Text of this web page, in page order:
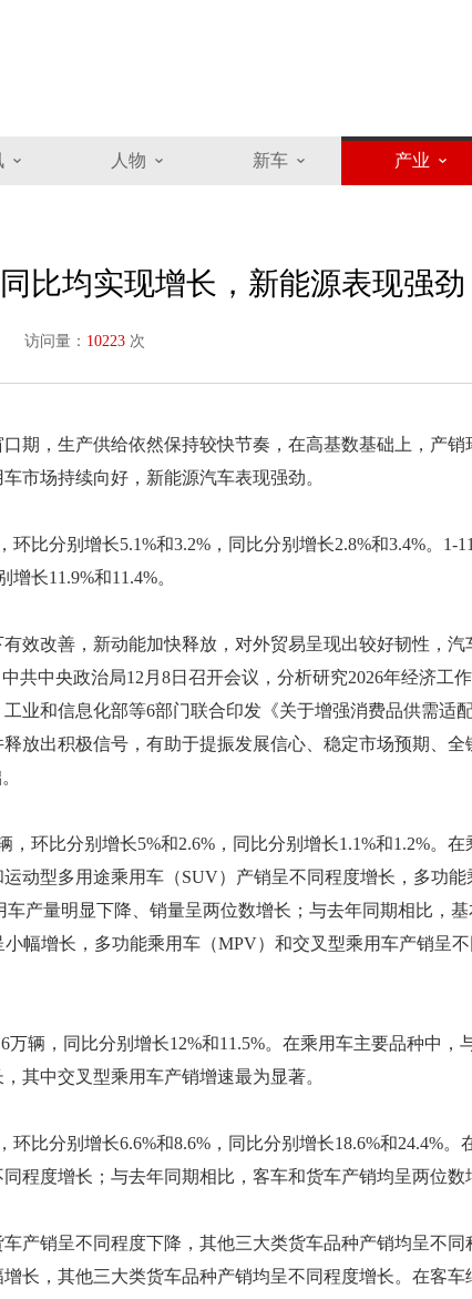
人物 新车 产业
比均实现增长，新能源表现强劲
访问量： 10223 次
期，生产供给依然保持较快节奏，在高基数基础上，产销
市场持续向好，新能源汽车表现强劲。
比分别增长5.1%和3.2%，同比分别增长2.8%和3.4%。1-
长11.9%和11.4%。
效改善，新动能加快释放，对外贸易呈现出较好韧性，汽
共中央政治局12月8日召开会议，分析研究2026年经济工
业和信息化部等6部门联合印发《关于增强消费品供需适
放出积极信号，有助于提振发展信心、稳定市场预期、全
，环比分别增长5%和2.6%，同比分别增长1.1%和1.2%。在
动型多用途乘用车（SUV）产销呈不同程度增长，多功能
产量明显下降、销量呈两位数增长；与去年同期相比，
幅增长，多功能乘用车（MPV）和交叉型乘用车产销呈
万辆，同比分别增长12%和11.5%。在乘用车主要品种中，
其中交叉型乘用车产销增速最为显著。
比分别增长6.6%和8.6%，同比分别增长18.6%和24.4%。
程度增长；与去年同期相比，客车和货车产销均呈两位数
产销呈不同程度下降，其他三大类货车品种产销均呈不同
长，其他三大类货车品种产销均呈不同程度增长。在客车